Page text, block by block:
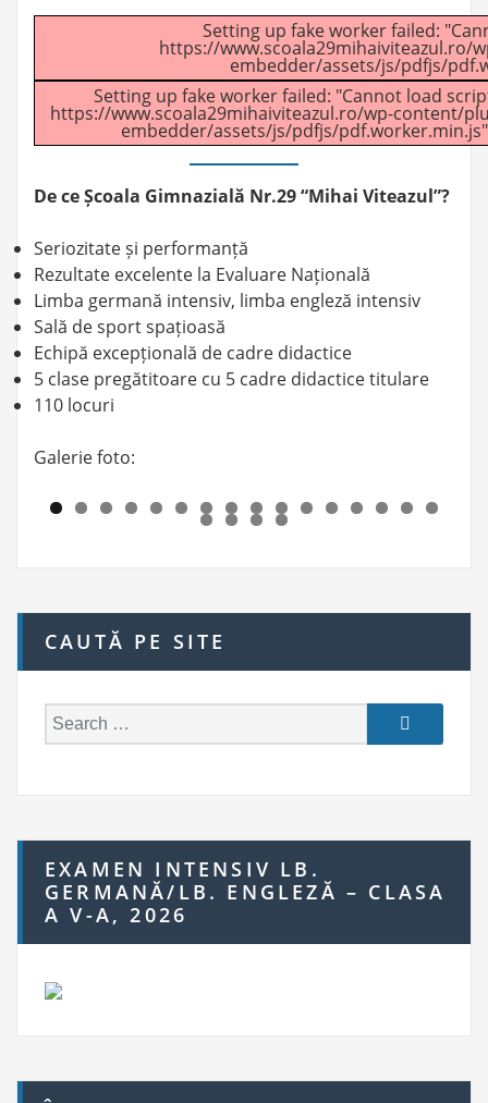
Setting up fake worker failed:
https://www.scoala29mihaiviteazul.ro/
embedder/assets/js/pdfjs/
Setting up fake worker failed: "Cannot load
https://www.scoala29mihaiviteazul.ro/wp-content/
embedder/assets/js/pdfjs/
De ce Școala Gimnazială Nr.29 “Mihai Viteazul”?
Seriozitate și performanță
Rezultate excelente la Evaluare Națională
Limba germană intensiv, limba engleză intensiv
Sală de sport spațioasă
Echipă excepțională de cadre didactice
5 clase pregătitoare cu 5 cadre didactice titulare
110 locuri
Galerie foto:
CAUTĂ PE SITE
e
h
f
o
r:
EXAMEN INTENSIV LB.
GERMANĂ/LB. ENGLEZĂ – CLASA
A V-A, 2026